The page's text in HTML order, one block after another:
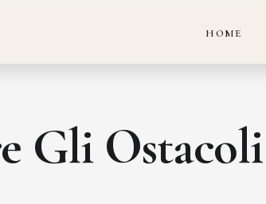
HOME
Gli Ostacoli